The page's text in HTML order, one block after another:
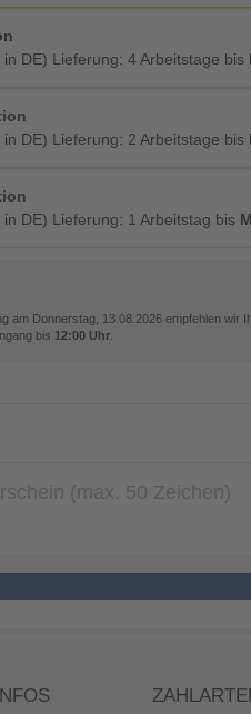
DE) Lieferung: 4 Arbeitstage bis
DE) Lieferung: 2 Arbeitstage bis
DE) Lieferung: 1 Arbeitstag bis
am Donnerstag, 13.08.2026 empfehlen wir
bis 12:00 Uhr